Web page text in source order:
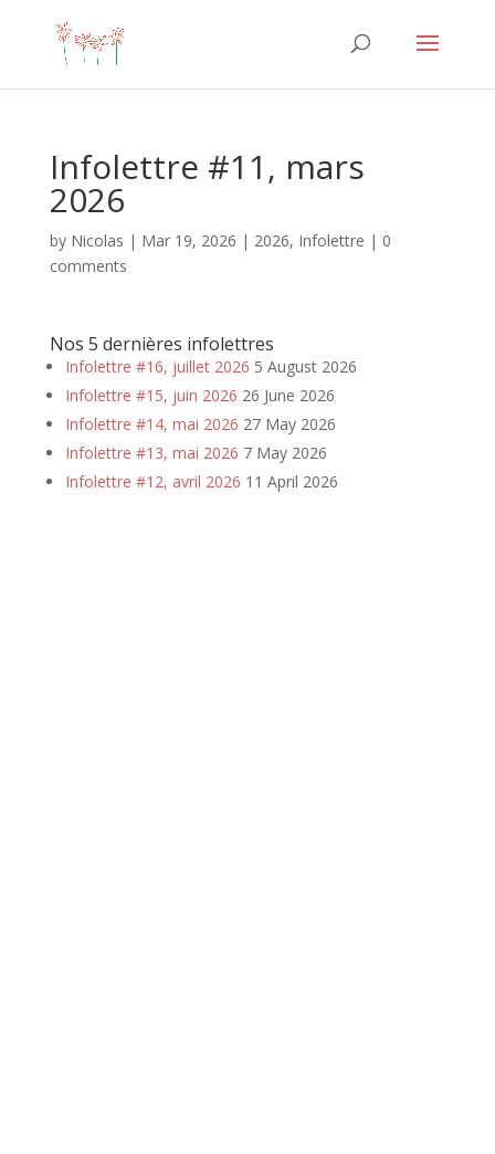
Infolettre #11, mars
2026
by Nicolas | Mar 19, 2026 | 2026, Infolettre | 0
comments
Nos 5 dernières infolettres
Infolettre #16, juillet 2026 5 August 2026
Infolettre #15, juin 2026 26 June 2026
Infolettre #14, mai 2026 27 May 2026
Infolettre #13, mai 2026 7 May 2026
Infolettre #12, avril 2026 11 April 2026